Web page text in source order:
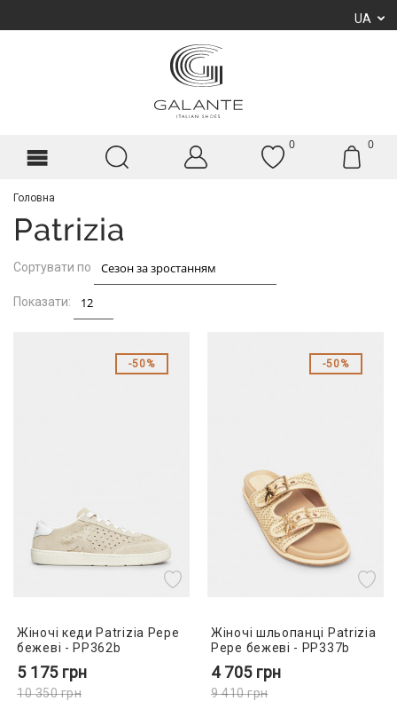
UA
0 0
Головна
Patrizia
Сортувати по
Показати:
50%
Жіночі кеди Patrizia Pepe
бежеві - PP362b
5 175 грн
10 350грн
50%
Жіночі шльопанці Patrizia
Pepe бежеві - PP337b
4 705 грн
9 410грн